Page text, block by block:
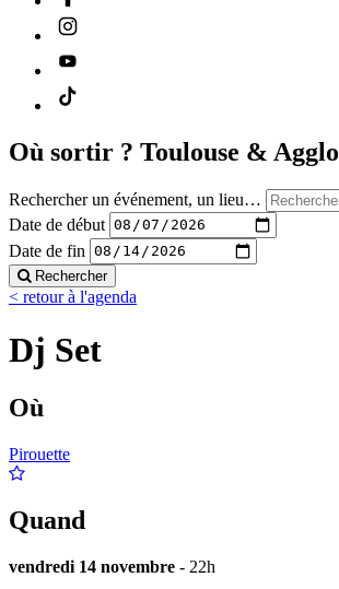
Où sortir ? Toulouse & Agglo
Rechercher un événement, un lieu…
Date de début
Date de fin
Rechercher
< retour à l'agenda
Dj Set
Où
Pirouette
Quand
vendredi 14 novembre - 22h